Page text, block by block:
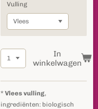
Vulling
In
winkelwagen
* Vlees vulling,
ingrediënten: biologisch